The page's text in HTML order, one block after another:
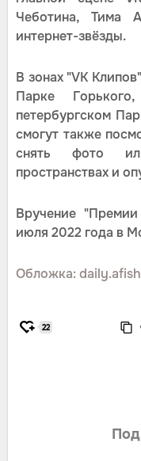
Чеботина, Тима
интернет-звёзды.
В зонах "VK
Парке
петербургском
смогут также
снять фото
пространствах и
Вручение
июля 2022 года в
Обложка:
22